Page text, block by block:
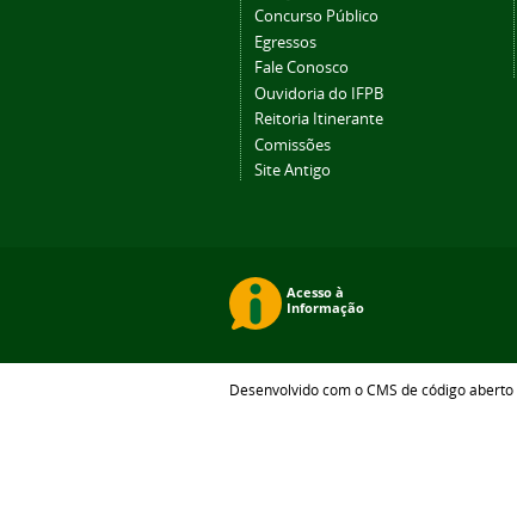
Concurso Público
Egressos
Fale Conosco
Ouvidoria do IFPB
Reitoria Itinerante
Comissões
Site Antigo
Desenvolvido com o CMS de código aberto